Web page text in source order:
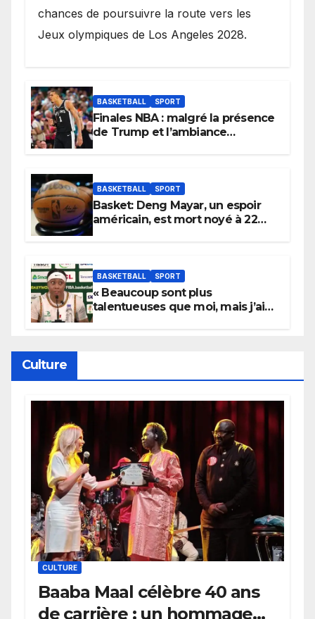
chances de poursuivre la route vers les
Jeux olympiques de Los Angeles 2028.
BASKETBALL SPORT
Finales NBA : malgré la présence
de Trump et l’ambiance
BASKETBALL SPORT
Basket: Deng Mayar, un espoir
américain, est mort noyé à 22
BASKETBALL SPORT
« Beaucoup sont plus
talentueuses que moi, mais j’ai
Culture
CULTURE
Baaba Maal célèbre 40 ans
de carrière : un hommage